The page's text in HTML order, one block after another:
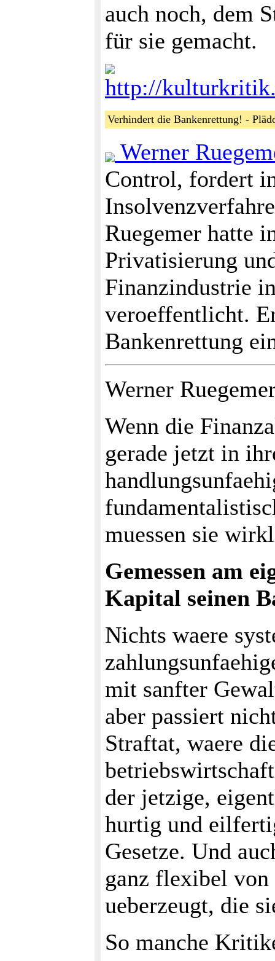
auch noch, dem
für sie gemacht.
http://
Verhindert die Bankenrettung! -
Werner
Control, fordert
Ruegemer hatte
Privatisierung
Finanzindustrie
veroeffentlicht.
Bankenrettung
Werner
Wenn die
gerade jetzt in
muessen sie
Gemessen am
Kapital seinen
Nichts waere
mit sanfter
aber passiert
Straftat, waere
der jetzige,
hurtig und
Gesetze. Und
ganz flexibel
ueberzeugt, die
So manche